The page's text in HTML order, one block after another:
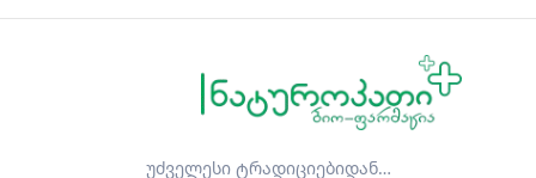
უძველესი ტრადიციებიდან…